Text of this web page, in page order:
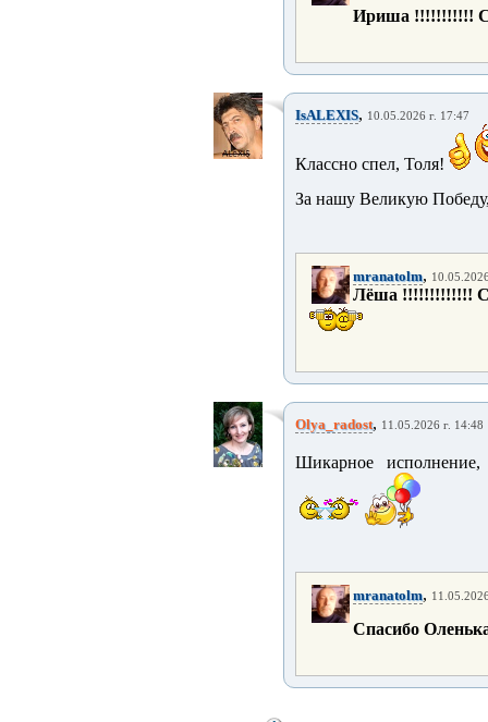
Ириша !!!!!!!!!!!
IsALEXIS, 10.05.2026 г. 17:47
Классно спел, Толя!
За нашу Великую
mranatolm,
Лёша !!!!!!!!!!!!!
Olya_radost, 11.05.2026 г. 14:48
Шикарное
mranatolm,
Спасибо